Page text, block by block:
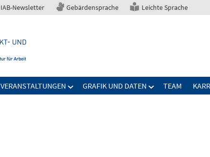
IAB-Newsletter Gebärdensprache Leichte Sprache
VERANSTALTUNGEN GRAFIK UND DATEN TEAM